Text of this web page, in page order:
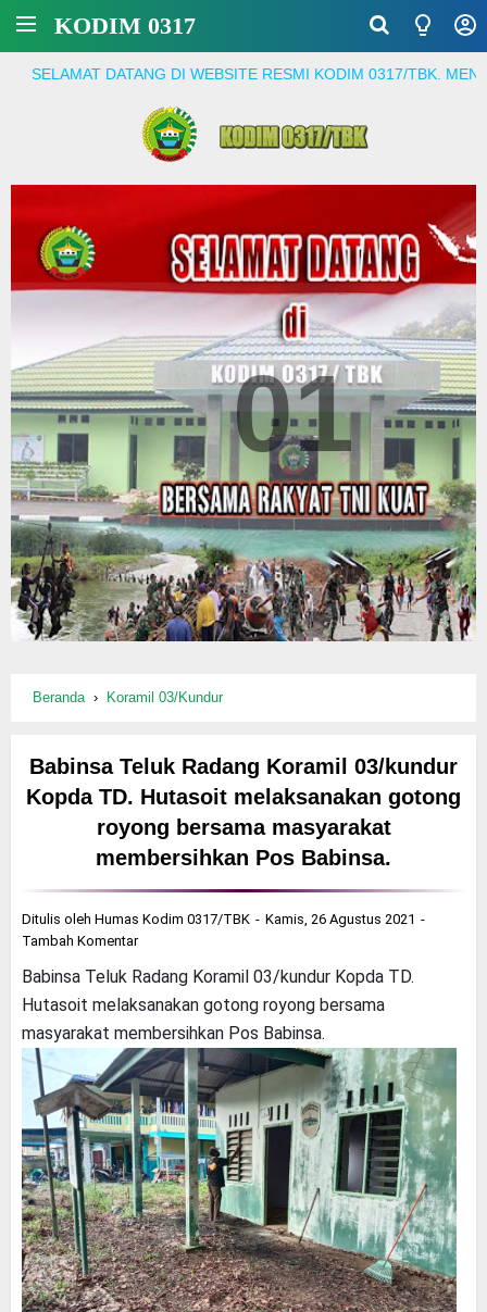
KODIM 0317
DATANG DI WEBSITE RESMI KODIM 0317/TBK. MENJADI
01
Beranda › Koramil 03/Kundur
Babinsa Teluk Radang Koramil 03/kundur
Kopda TD. Hutasoit melaksanakan gotong
royong bersama masyarakat
membersihkan Pos Babinsa.
Ditulis oleh Humas Kodim 0317/TBK
Kamis, 26 Agustus 2021
Tambah Komentar
Babinsa Teluk Radang Koramil 03/kundur Kopda TD.
Hutasoit melaksanakan gotong royong bersama
masyarakat membersihkan Pos Babinsa.